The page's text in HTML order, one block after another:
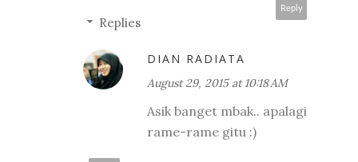
Reply
Replies
DIAN RADIATA
August 29, 2015 at 10:18 AM
Asik banget mbak.. apalagi
rame-rame gitu :)